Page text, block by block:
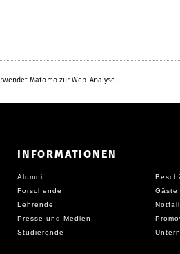
Matomo zur Web-Analyse.
INFORMATIONEN
Alumni
Forschende
Gäste
Lehrende
Notfall
Presse und Medien
Studierende